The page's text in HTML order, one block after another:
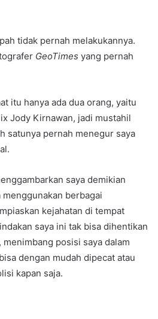
tidak pernah melakukannya.
GeoTimes yang pernah
itu hanya ada dua orang, yaitu
Jody Kirnawan, jadi mustahil
satunya pernah menegur saya
saya demikian
berbagai
kejahatan di tempat
saya ini tak bisa dihentikan
posisi saya dalam
dengan mudah dipecat atau
kapan saja.